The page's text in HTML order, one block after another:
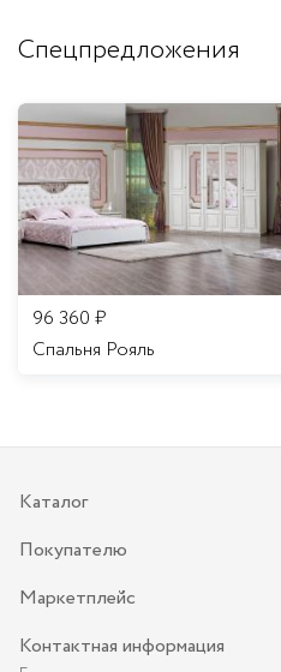
Спецпредложения
96 360 ₽
Спальня Рояль
Каталог
Покупателю
Маркетплейс
Контактная информация